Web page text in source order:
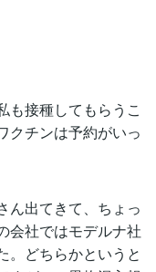
も接種してもらうこ
クチンは予約がいっ
ん出てきて、ちょっ
会社ではモデルナ社
。どちらかというと